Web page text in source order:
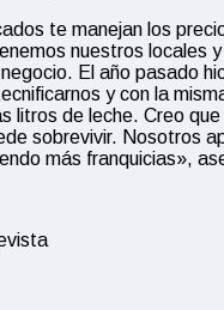
te manejan los
nuestros locales
El año pasado
y con la
litros de leche. Creo que
sobrevivir. Nosotros
más franquicias»,